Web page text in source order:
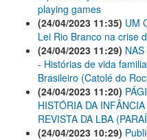
playing games
(24/04/2023 11:35) UM
Lei Rio Branco na crise
(24/04/2023 11:29)
- Histórias de vida
Brasileiro (Catolé do
(24/04/2023 11:20)
HISTÓRIA DA
REVISTA DA LBA
(24/04/2023 10:29)